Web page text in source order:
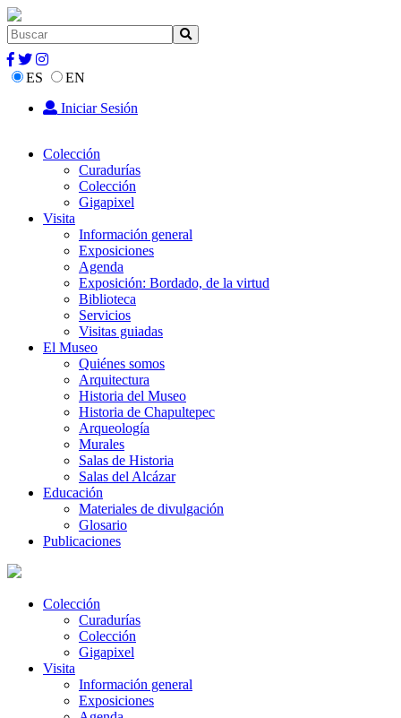
ES
EN
Iniciar Sesión
Colección
Curadurías
Colección
Gigapixel
Visita
Información general
Exposiciones
Agenda
Exposición: Bordado, de la virtud
Biblioteca
Servicios
Visitas guiadas
El Museo
Quiénes somos
Arquitectura
Historia del Museo
Historia de Chapultepec
Arqueología
Murales
Salas de Historia
Salas del Alcázar
Educación
Materiales de divulgación
Glosario
Publicaciones
Colección
Curadurías
Colección
Gigapixel
Visita
Información general
Exposiciones